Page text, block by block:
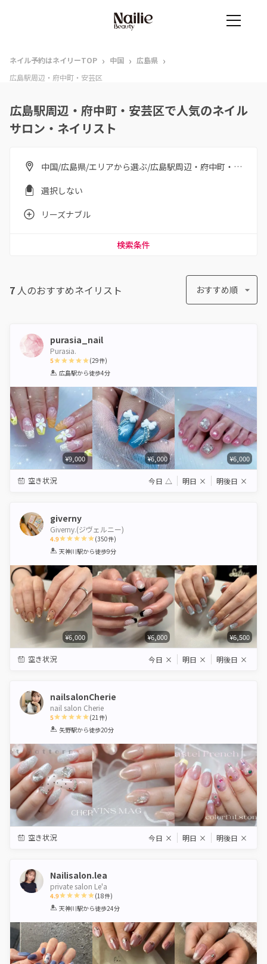
ネイル予約はネイリーTOP › 中国 › 広島県 ›
広島駅周辺・府中町・安芸区
広島駅周辺・府中町・安芸区で人気のネイル
サロン・ネイリスト
中国/広島県/エリアから選ぶ/広島駅周辺・府中町・安芸区
選択しない
リーズナブル
検索条件
7 人のおすすめネイリスト おすすめ順
purasia_nail
Purasia.
5
1 2 3 4 5
(29件)
広島駅から徒歩4分
¥9,000 ¥6,000 ¥6,000
空き状況 今日 △ 明日 × 明後日 ×
giverny
Giverny.(ジヴェルニー)
4.9
1 2 3 4 5
(350件)
天神川駅から徒歩9分
¥6,000 ¥6,000 ¥6,500
空き状況 今日 × 明日 × 明後日 ×
nailsalonCherie
nail salon Cherie
5
1 2 3 4 5
(21件)
矢野駅から徒歩20分
空き状況 今日 × 明日 × 明後日 ×
Nailisalon.lea
private salon Le'a
4.9
1 2 3 4 5
(18件)
天神川駅から徒歩24分